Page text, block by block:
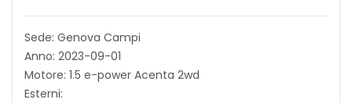
Sede: Genova Campi
Anno: 2023-09-01
Motore: 1.5 e-power Acenta 2wd
Esterni: